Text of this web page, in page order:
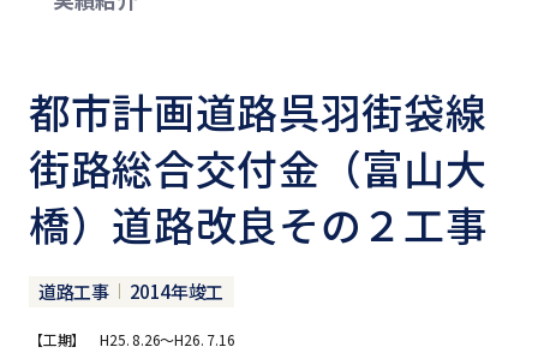
都市計画道路呉羽街袋線
街路総合交付金（富山大
橋）道路改良その２工事
道路工事 2014年竣工
【工期】 H25. 8.26～H26. 7.16